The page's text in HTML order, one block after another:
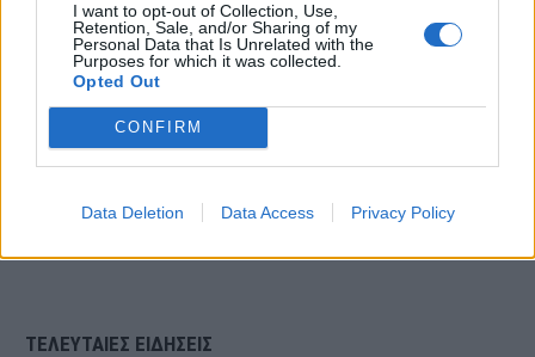
I want to opt-out of Collection, Use,
Retention, Sale, and/or Sharing of my
Personal Data that Is Unrelated with the
Purposes for which it was collected.
Opted Out
CONFIRM
Data Deletion Data Access Privacy Policy
οποιονδήποτε καλλιτέχνη στην
ιστορία της μουσικής.
Πηγή:reader.gr
ΤΕΛΕΥΤΑΙΕΣ ΕΙΔΗΣΕΙΣ